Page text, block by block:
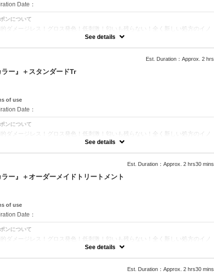
Date：
ンについて
的ダメージレス！グロス発色！低刺激！匂いも残らない！全く新しい処方のイノ
イルカラーのセットメニュー☆シャンプー、ブロー込み。※リタッチカラーの場
See details
Est. Duration：Approx. 2 hrs
ー』＋スタンダードTr
of use
Date：
ンについて
的ダメージレス！グロス発色！低刺激！匂いも残らない！全く新しい処方のイノ
イルカラーのセットメニュー☆シャンプー、ブロー込み。※リタッチカラーの場
See details
Est. Duration：Approx. 2 hrs30 mins
ー』＋オーダーメイドトリートメント
of use
Date：
ンについて
的ダメージレス！グロス発色！低刺激！匂いも残らない！全く新しい処方のイノ
イルカラーのセットメニュー☆シャンプー、ブロー込み。※リタッチカラーの場
See details
Est. Duration：Approx. 2 hrs30 mins